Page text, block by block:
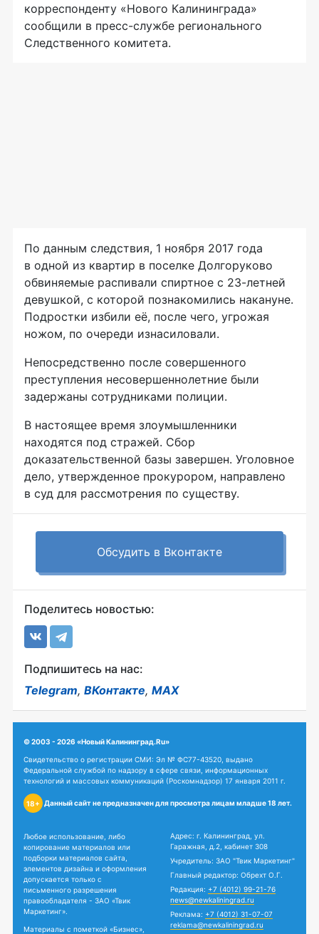
корреспонденту «Нового Калининграда»
сообщили в пресс-службе регионального
Следственного комитета.
По данным следствия, 1 ноября 2017 года
в одной из квартир в поселке Долгоруково
обвиняемые распивали спиртное с 23-летней
девушкой, с которой познакомились накануне.
Подростки избили её, после чего, угрожая
ножом, по очереди изнасиловали.
Непосредственно после совершенного
преступления несовершеннолетние были
задержаны сотрудниками полиции.
В настоящее время злоумышленники
находятся под стражей. Сбор
доказательственной базы завершен. Уголовное
дело, утвержденное прокурором, направлено
в суд для рассмотрения по существу.
Обсудить в Вконтакте
Поделитесь новостью:
Подпишитесь на нас:
Telegram, ВКонтакте, MAX
© 2003 - 2026 «Новый Калининград.Ru»
Свидетельство о регистрации СМИ: Эл № ФС77-43520, выдано
Федеральной службой по надзору в сфере связи, информационных
технологий и массовых коммуникаций (Роскомнадзор) 17 января 2011 г.
18+ Данный сайт не предназначен для просмотра лицам младше 18 лет.
Любое использование, либо
копирование материалов или
подборки материалов сайта,
элементов дизайна и оформления
допускается только с
письменного разрешения
правообладателя - ЗАО «Твик
Маркетинг».
Материалы с пометкой «Бизнес»,
Адрес: г. Калининград, ул.
Гаражная, д.2, кабинет 308
Учредитель: ЗАО "Твик Маркетинг"
Главный редактор: Обрехт О.Г.
Редакция: +7 (4012) 99-21-76
news@newkaliningrad.ru
Реклама: +7 (4012) 31-07-07
reklama@newkaliningrad.ru